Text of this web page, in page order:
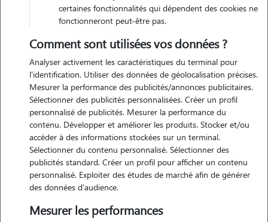
Motivation
mon fils et moi même sommes passionnés d'animaux. nous
souhaitons donc pouvoir garder des animaux à notre domicile. ayant
été dans la problématique de faire garder les nôtres lors de nos
vacances, nous savons qu'il est parfois difficile de trouver quelqu'un
de bien.
certaines fonctionnalités qui dépendent des cookies ne
fonctionneront peut-être pas.
Comment sont utilisées vos données ?
Analyser activement les caractéristiques du terminal pour
l'identification. Utiliser des données de géolocalisation précises.
Mesurer la performance des publicités/annonces publicitaires.
Sélectionner des publicités personnalisées. Créer un profil
personnalisé de publicités. Mesurer la performance du
contenu. Développer et améliorer les produits. Stocker et/ou
accéder à des informations stockées sur un terminal.
Sélectionner du contenu personnalisé. Sélectionner des
publicités standard. Créer un profil pour afficher un contenu
personnalisé. Exploiter des études de marché afin de générer
des données d'audience.
Mesurer les performances